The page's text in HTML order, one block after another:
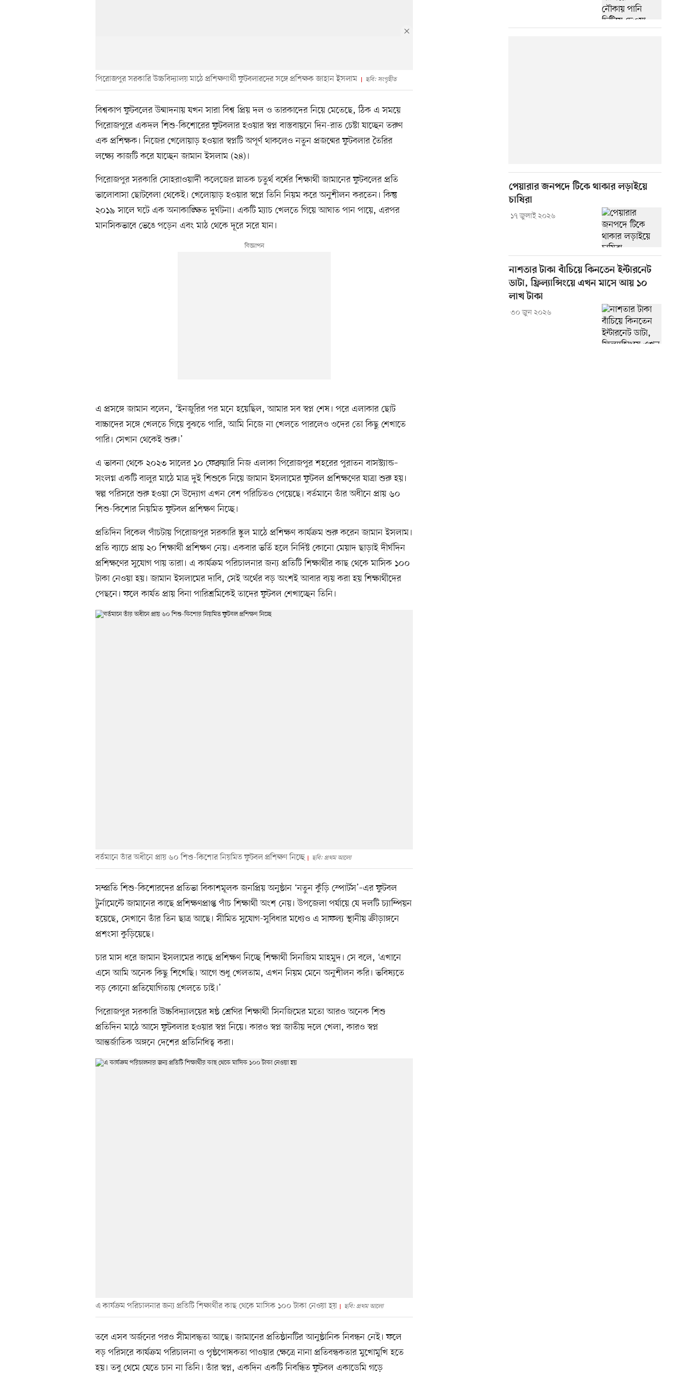
পিরোজপুর সরকারি উচ্চবিদ্যালয় মাঠে প্রশিক্ষণার্থী ফুটবলারদের সঙ্গে প্রশিক্ষক জাহান ইসলাম ছবি: সংগৃহীত
বিশ্বকাপ ফুটবলের উন্মাদনায় যখন সারা বিশ্ব প্রিয় দল ও তারকাদের নিয়ে মেতেছে, ঠিক এ সময়ে
পিরোজপুরে একদল শিশু-কিশোরের ফুটবলার হওয়ার স্বপ্ন বাস্তবায়নে দিন-রাত চেষ্টা যাচ্ছেন তরুণ
এক প্রশিক্ষক। নিজের খেলোয়াড় হওয়ার স্বপ্নটি অপূর্ণ থাকলেও নতুন প্রজন্মের ফুটবলার তৈরির
লক্ষ্যে কাজটি করে যাচ্ছেন জামান ইসলাম (২৪)।
পিরোজপুর সরকারি সোহরাওয়ার্দী কলেজের স্নাতক চতুর্থ বর্ষের শিক্ষার্থী জামানের ফুটবলের প্রতি
ভালোবাসা ছোটবেলা থেকেই। খেলোয়াড় হওয়ার স্বপ্নে তিনি নিয়ম করে অনুশীলন করতেন। কিন্তু
২০১৯ সালে ঘটে এক অনাকাঙ্ক্ষিত দুর্ঘটনা। একটি ম্যাচ খেলতে গিয়ে আঘাত পান পায়ে, এরপর
মানসিকভাবে ভেঙে পড়েন এবং মাঠ থেকে দূরে সরে যান।
এ প্রসঙ্গে জামান বলেন, ‘ইনজুরির পর মনে হয়েছিল, আমার সব স্বপ্ন শেষ। পরে এলাকার ছোট
বাচ্চাদের সঙ্গে খেলতে গিয়ে বুঝতে পারি, আমি নিজে না খেলতে পারলেও ওদের তো কিছু শেখাতে
পারি। সেখান থেকেই শুরু।’
এ ভাবনা থেকে ২০২৩ সালের ১০ ফেব্রুয়ারি নিজ এলাকা পিরোজপুর শহরের পুরাতন বাসস্ট্যান্ড–
সংলগ্ন একটি বালুর মাঠে মাত্র দুই শিশুকে নিয়ে জামান ইসলামের ফুটবল প্রশিক্ষণের যাত্রা শুরু হয়।
স্বল্প পরিসরে শুরু হওয়া সে উদ্যোগ এখন বেশ পরিচিতও পেয়েছে। বর্তমানে তাঁর অধীনে প্রায় ৬০
শিশু-কিশোর নিয়মিত ফুটবল প্রশিক্ষণ নিচ্ছে।
প্রতিদিন বিকেল পাঁচটায় পিরোজপুর সরকারি স্কুল মাঠে প্রশিক্ষণ কার্যক্রম শুরু করেন জামান ইসলাম।
প্রতি ব্যাচে প্রায় ২০ শিক্ষার্থী প্রশিক্ষণ নেয়। একবার ভর্তি হলে নির্দিষ্ট কোনো মেয়াদ ছাড়াই দীর্ঘদিন
প্রশিক্ষণের সুযোগ পায় তারা। এ কার্যক্রম পরিচালনার জন্য প্রতিটি শিক্ষার্থীর কাছ থেকে মাসিক ১০০
টাকা নেওয়া হয়। জামান ইসলামের দাবি, সেই অর্থের বড় অংশই আবার ব্যয় করা হয় শিক্ষার্থীদের
পেছনে। ফলে কার্যত প্রায় বিনা পারিশ্রমিকেই তাদের ফুটবল শেখাচ্ছেন তিনি।
বর্তমানে তাঁর অধীনে প্রায় ৬০ শিশু-কিশোর নিয়মিত ফুটবল প্রশিক্ষণ নিচ্ছে ছবি: প্রথম আলো
সম্প্রতি শিশু-কিশোরদের প্রতিভা বিকাশমূলক জনপ্রিয় অনুষ্ঠান ‘নতুন কুঁড়ি স্পোর্টস’–এর ফুটবল
টুর্নামেন্টে জামানের কাছে প্রশিক্ষণপ্রাপ্ত পাঁচ শিক্ষার্থী অংশ নেয়। উপজেলা পর্যায়ে যে দলটি চ্যাম্পিয়ন
হয়েছে, সেখানে তাঁর তিন ছাত্র আছে। সীমিত সুযোগ-সুবিধার মধ্যেও এ সাফল্য স্থানীয় ক্রীড়াঙ্গনে
প্রশংসা কুড়িয়েছে।
চার মাস ধরে জামান ইসলামের কাছে প্রশিক্ষণ নিচ্ছে শিক্ষার্থী সিনজিম মাহমুদ। সে বলে, ‘এখানে
এসে আমি অনেক কিছু শিখেছি। আগে শুধু খেলতাম, এখন নিয়ম মেনে অনুশীলন করি। ভবিষ্যতে
বড় কোনো প্রতিযোগিতায় খেলতে চাই।’
পিরোজপুর সরকারি উচ্চবিদ্যালয়ের ষষ্ঠ শ্রেণির শিক্ষার্থী সিনজিমের মতো আরও অনেক শিশু
প্রতিদিন মাঠে আসে ফুটবলার হওয়ার স্বপ্ন নিয়ে। কারও স্বপ্ন জাতীয় দলে খেলা, কারও স্বপ্ন
আন্তর্জাতিক অঙ্গনে দেশের প্রতিনিধিত্ব করা।
এ কার্যক্রম পরিচালনার জন্য প্রতিটি শিক্ষার্থীর কাছ থেকে মাসিক ১০০ টাকা নেওয়া হয় ছবি: প্রথম আলো
তবে এসব অর্জনের পরও সীমাবদ্ধতা আছে। জামানের প্রতিষ্ঠানটির আনুষ্ঠানিক নিবন্ধন নেই। ফলে
বড় পরিসরে কার্যক্রম পরিচালনা ও পৃষ্ঠপোষকতা পাওয়ার ক্ষেত্রে নানা প্রতিবন্ধকতার মুখোমুখি হতে
হয়। তবু থেমে যেতে চান না তিনি। তাঁর স্বপ্ন, একদিন একটি নিবন্ধিত ফুটবল একাডেমি গড়ে
পেয়ারার জনপদে টিকে থাকার লড়াইয়ে
চাষিরা
১৭ জুলাই ২০২৬
নাশতার টাকা বাঁচিয়ে কিনতেন ইন্টারনেট
ডাটা, ফ্রিল্যান্সিংয়ে এখন মাসে আয় ১০
লাখ টাকা
৩০ জুন ২০২৬